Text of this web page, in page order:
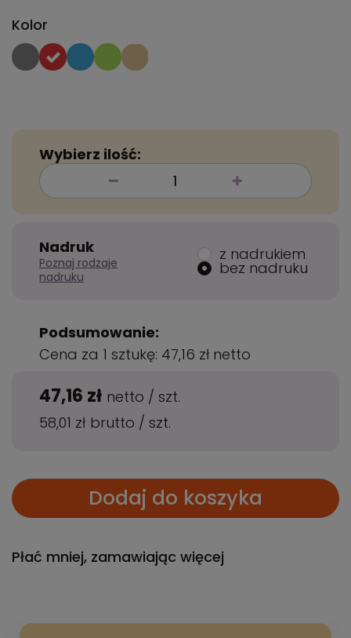
Kolor
Wybierz ilość:
Nadruk
Poznaj rodzaje
nadruku
z nadrukiem
bez nadruku
Podsumowanie:
Cena za 1 sztukę: 47,16 zł netto
47,16 zł netto / szt.
58,01 zł brutto / szt.
Dodaj do koszyka
Płać mniej, zamawiając więcej